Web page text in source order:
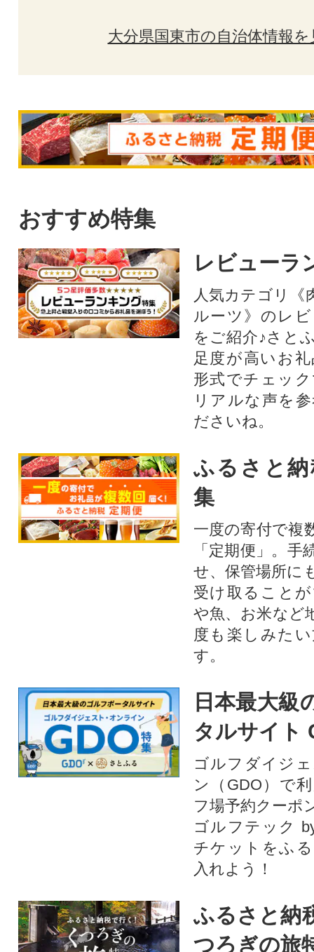
大分県国東市の自治体情報を
おすすめ特集
レビューラ
人気カテゴリ《
ルーツ》のレ
をご紹介♪さと
足度が高いお
形式でチェッ
リアルな声を
ださいね。
ふるさと
集
一度の寄付で複
「定期便」。
せ、保管場所に
受け取ること
や魚、お米など
度も楽しみた
す。
日本最大級
タルサイト
ゴルフダイジ
ン（GDO）で
フ場予約クーポ
ゴルフテック
チケットをふ
入れよう！
ふるさと納
つろぎの旅